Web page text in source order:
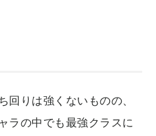
りは強くないものの、
ラの中でも最強クラスに